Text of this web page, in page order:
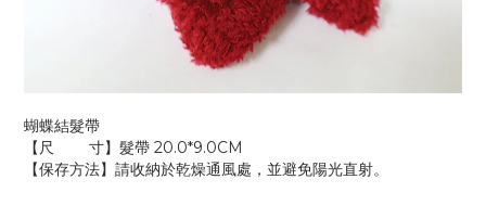
蝴蝶結髮帶
【尺 寸】髮帶 20.0*9.0CM
【保存方法】請收納於乾燥通風處，並避免陽光直射。